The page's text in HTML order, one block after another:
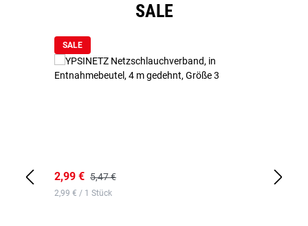
SALE
SALE
2,99 € 5,47 €
2,99 € / 1 Stück